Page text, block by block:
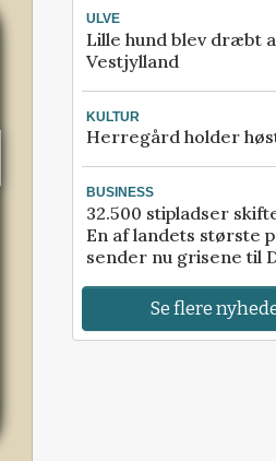
ULVE
Lille hund blev dræbt
Vestjylland
KULTUR
Herregård holder
BUSINESS
32.500 stipladser
En af landets største
sender nu grisene til
Se flere